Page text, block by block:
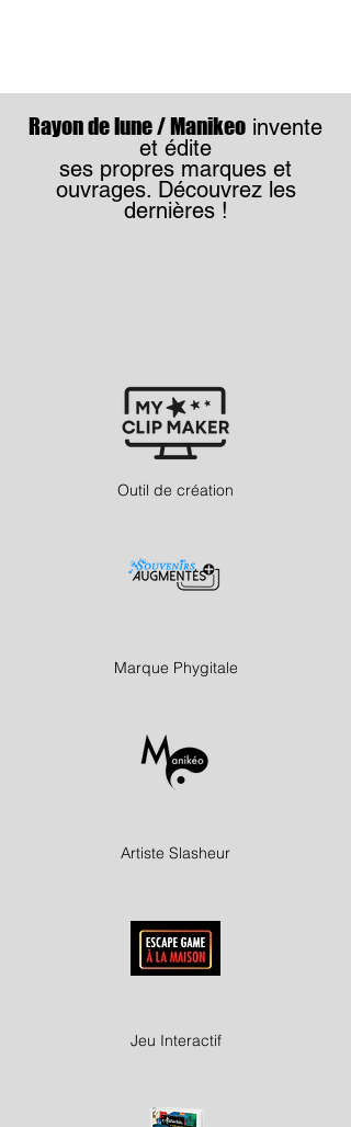
Rayon de lune / Manikeo invente
et édite
ses propres marques et
ouvrages. Découvrez les
dernières !
Outil de création
Marque Phygitale
Artiste Slasheur
Jeu Interactif